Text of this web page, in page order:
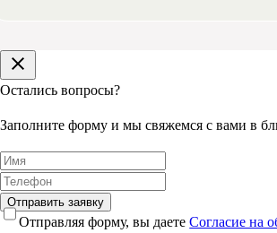
Остались вопросы?
Заполните форму и мы свяжемся с вами в
Отправить заявку
Отправляя форму, вы даетеСогласие на